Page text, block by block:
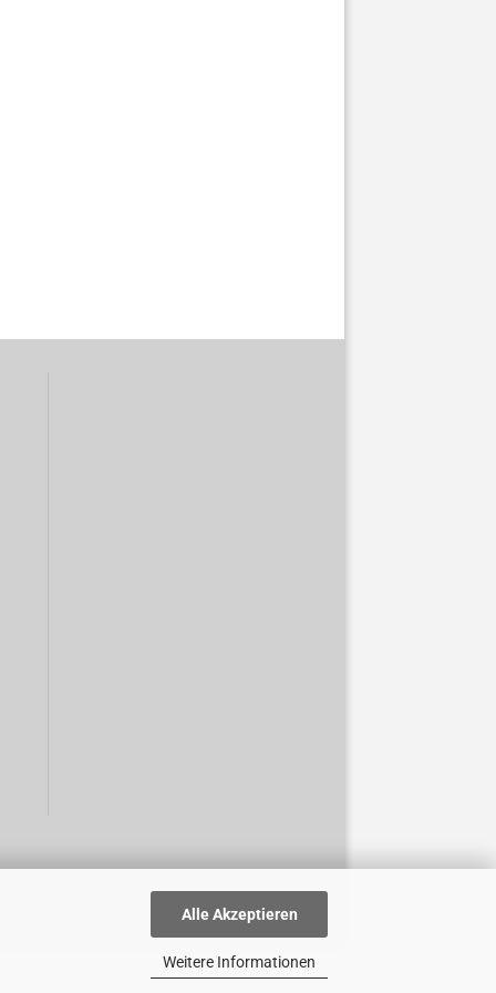
Alle Akzeptieren
Weitere Informationen